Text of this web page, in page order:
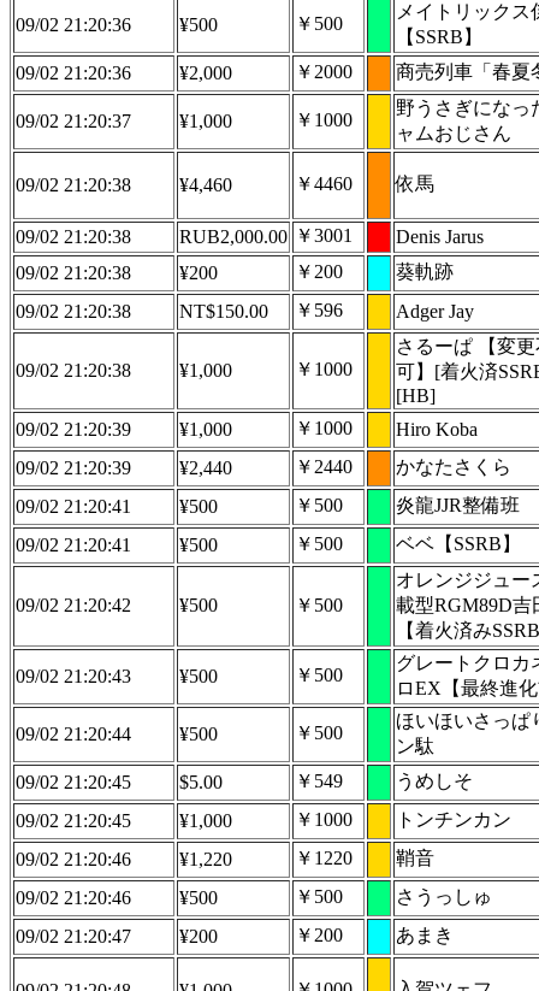
09/02 21:20:36 ¥500 ￥500
メイトリックス
【SSRB】
09/02 21:20:36
¥2,000 ￥2000 商売列車「春夏
09/02 21:20:37 ¥1,000 ￥1000
野うさぎになっ
ャムおじさん
09/02 21:20:38 ¥4,460 ￥4460 依馬
09/02 21:20:38 RUB2,000.00 ￥3001
Denis Jarus
09/02 21:20:38
¥200 ￥200
葵軌跡
09/02 21:20:38
NT$150.00 ￥596 Adger Jay
09/02 21:20:38 ¥1,000 ￥1000
さるーぱ 【変
可】[着火済
[HB]
09/02 21:20:39
¥1,000 ￥1000
Hiro Koba
09/02 21:20:39
¥2,440 ￥2440
かなたさくら
09/02 21:20:41
¥500 ￥500
炎龍JJR整備班
09/02 21:20:41
¥500 ￥500 ベベ【SSRB】
09/02 21:20:42 ¥500 ￥500
オレンジジュー
載型RGM89D吉
【着火済み
09/02 21:20:43 ¥500 ￥500
グレートクロカ
ロEX【最終進
09/02 21:20:44 ¥500 ￥500
ほいほいさっぱ
ン駄
09/02 21:20:45
$5.00 ￥549
うめしそ
09/02 21:20:45
¥1,000 ￥1000
トンチンカン
09/02 21:20:46
¥1,220 ￥1220
鞘音
09/02 21:20:46
¥500 ￥500
さうっしゅ
09/02 21:20:47
¥200 ￥200 あまき